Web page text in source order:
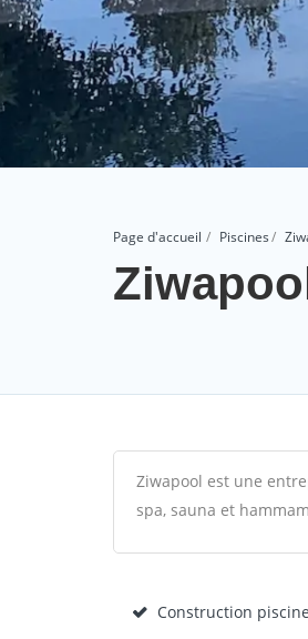
Page d'accueil Piscines
Ziwapool est une
spa, sauna et
Construction piscine